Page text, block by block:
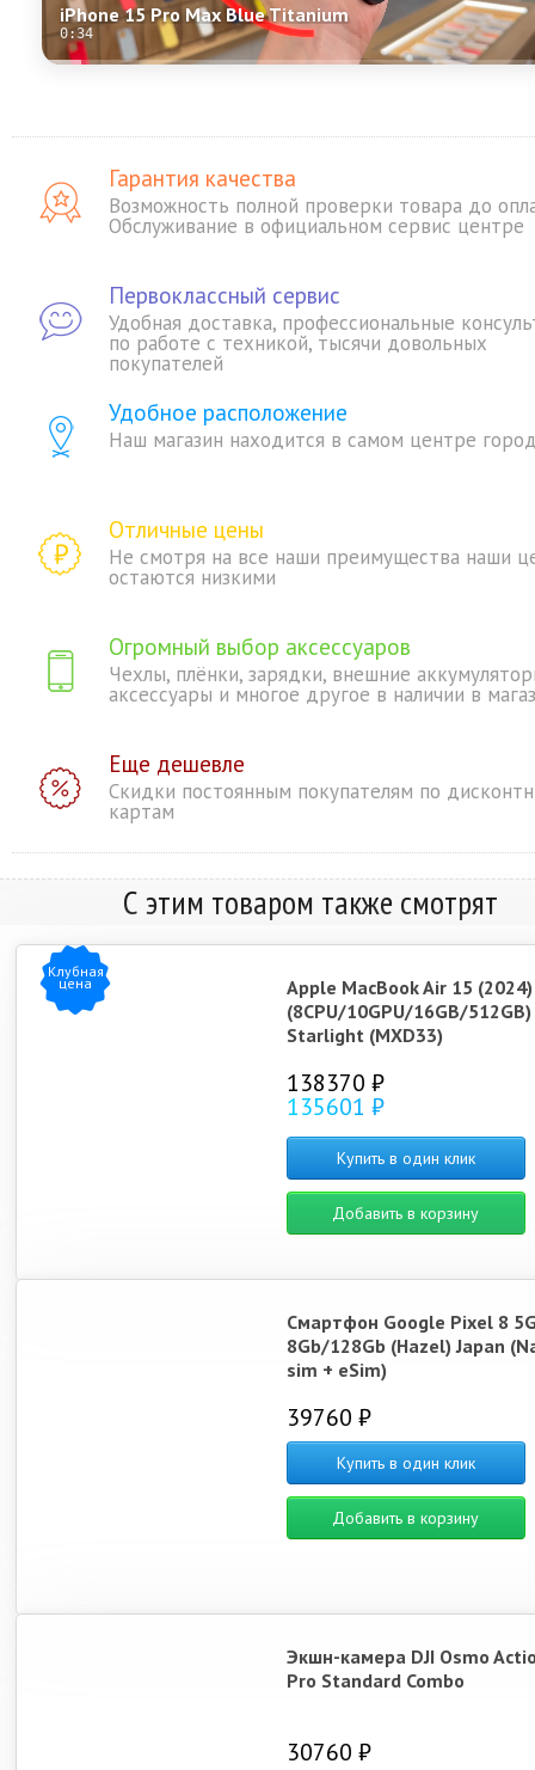
iPhone 15 Pro Max Blue Titanium
0:34
Гарантия качества
Возможность полной проверки товара до
Обслуживание в официальном сервис центре
Первоклассный сервис
Удобная доставка, профессиональные
по работе с техникой, тысячи довольных
покупателей
Удобное расположение
Наш магазин находится в самом центре
Отличные цены
Не смотря на все наши преимущества наши
остаются низкими
Огромный выбор аксессуаров
Чехлы, плёнки, зарядки, внешние
аксессуары и многое другое в наличии в
Еще дешевле
Скидки постоянным покупателям по
картам
С этим товаром также смотрят
Клубная
цена
Apple MacBook Air 15
(8CPU/10GPU/16GB/512GB)
Starlight (MXD33)
138370 ₽
135601 ₽
Купить в один клик
Добавить в корзину
Смартфон Google Pixel 8
8Gb/128Gb (Hazel) Japan
sim + eSim)
39760 ₽
Купить в один клик
Добавить в корзину
Экшн-камера DJI Osmo
Pro Standard Combo
30760 ₽